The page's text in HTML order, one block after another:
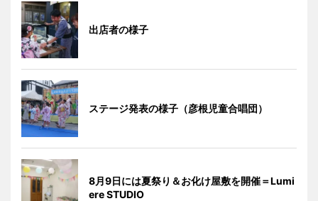
出店者の様子
ステージ発表の様子（彦根児童合唱団）
8月9日には夏祭り＆お化け屋敷を開催＝Lumi
ere STUDIO